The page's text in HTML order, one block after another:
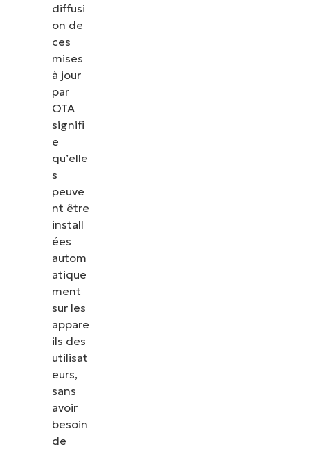
diffusi
on de
ces
mises
à jour
par
OTA
signifi
e
qu’elle
s
peuve
nt être
install
ées
autom
atique
ment
sur les
appare
ils des
utilisat
eurs,
sans
avoir
besoin
de